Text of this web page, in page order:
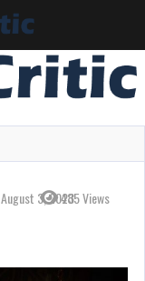
August 3, 2023485 Views